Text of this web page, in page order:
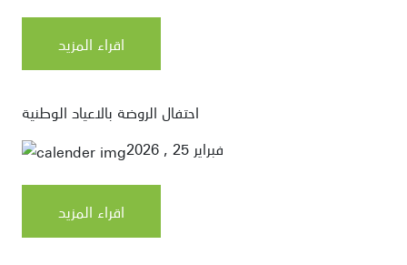
اقراء المزيد
احتفال الروضة بالاعياد الوطنية
فبراير 25 , 2026
اقراء المزيد